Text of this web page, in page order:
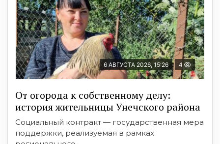
6 АВГУСТА 2026, 15:26 4
От огорода к собственному делу:
история жительницы Унечского района
Социальный контракт — государственная мера
поддержки, реализуемая в рамках